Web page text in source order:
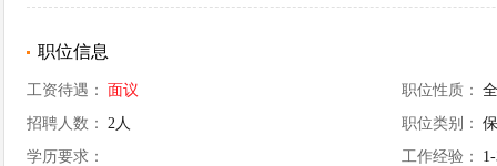
职位信息
工资待遇： 面议 职位性质：
招聘人数： 2人 职位类别：
学历要求：
工作经验：